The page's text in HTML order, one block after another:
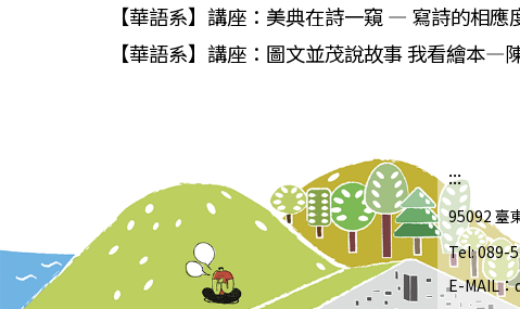
【華語系】講座：美典在詩一窺 — 寫詩的相
【華語系】講座：圖文並茂說故事 我看繪本
:::
95092 臺
Tel: 089-
E-MAIL